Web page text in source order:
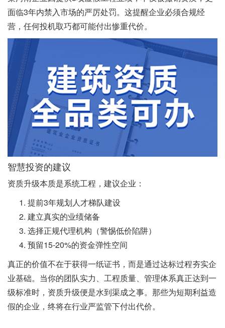
面临3年内禁入市场的严厉处罚。这提醒企业必须合规经
营，任何投机取巧都可能付出惨重代价。
智慧投资的建议
资质升级本质是系统工程，建议企业：
提前3年规划人才梯队建设
建立真实的业绩储备
选择正规代理机构（警惕低价陷阱）
预留15-20%的资金弹性空间
真正的价值不在于获得一纸证书，而是通过达标过程夯实企
业基础。当你的团队实力、工程质量、管理体系真正达到一
级标准时，资质升级便是水到渠成之事。那些为短期利益造
假的企业，终将在行业严监管下付出代价。